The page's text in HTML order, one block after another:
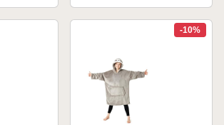
-10%